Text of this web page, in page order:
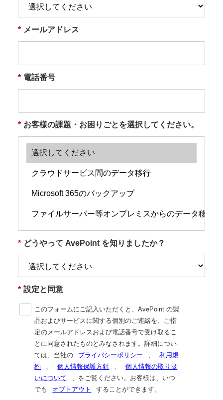
* メールアドレス
* 電話番号
* お客様の課題・お困りごとを選択してください。
* どうやって AvePoint を知りましたか？
* 設定と同意
このフォームにご記入いただくと、AvePoint の製
品およびサービスに関する個別のご連絡を、ご指
定のメールアドレスおよび電話番号で受け取るこ
とに同意されたものとみなされます。詳細につい
ては、当社の
プライバシーポリシー 、
利用規
約
、 個人情報保護方針 、
個人情報の取り扱
いについて
、をご覧ください。お客様は、いつ
でも
オプトアウト することができます。